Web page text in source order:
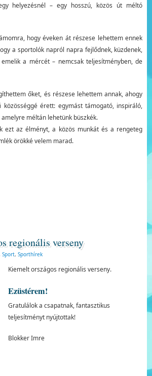
helyezésnél – egy hosszú, közös út méltó
hogy éveken át részese lehettem ennek
a sportolók napról napra fejlődnek, küzdenek,
a mércét – nemcsak teljesítményben, de
őket, és részese lehettem annak, ahogy
érett: egymást támogató, inspiráló,
méltán lehetünk büszkék.
ezt az élményt, a közös munkát és a rengeteg
örökké velem marad.
regionális verseny
Sport, Sporthírek
Kiemelt országos regionális verseny.
Ezüstérem!
Gratulálok a csapatnak, fantasztikus
teljesítményt nyújtottak!
Blokker Imre